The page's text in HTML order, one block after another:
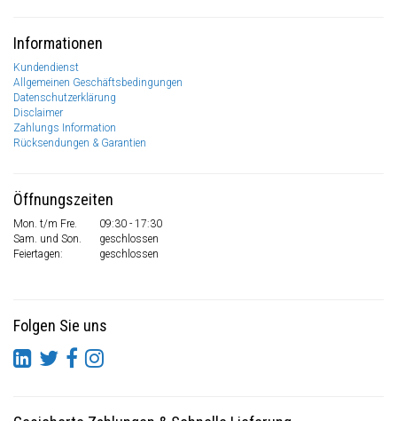
Informationen
Kundendienst
Allgemeinen Geschäftsbedingungen
Datenschutzerklärung
Disclaimer
Zahlungs Information
Rücksendungen & Garantien
Öffnungszeiten
Mon. t/m Fre.
09:30 - 17:30
Sam. und Son.
geschlossen
Feiertagen:
geschlossen
Folgen Sie uns